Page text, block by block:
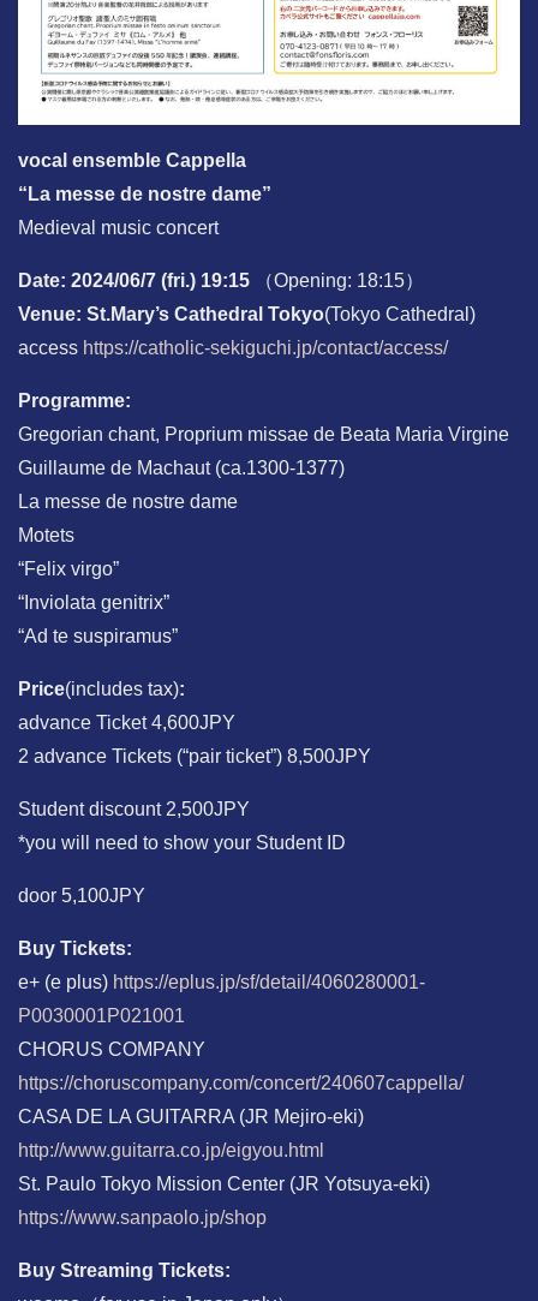
vocal ensemble Cappella
“La messe de nostre dame”
Medieval music concert
Date: 2024/06/7 (fri.) 19:15 （Opening: 18:15）
Venue: St.Mary’s Cathedral Tokyo(Tokyo Cathedral)
access https://catholic-sekiguchi.jp/contact/access/
Programme:
Gregorian chant, Proprium missae de Beata Maria Virgine
Guillaume de Machaut (ca.1300-1377)
La messe de nostre dame
Motets
“Felix virgo”
“Inviolata genitrix”
“Ad te suspiramus”
Price(includes tax):
advance Ticket 4,600JPY
2 advance Tickets (“pair ticket”) 8,500JPY
Student discount 2,500JPY
*you will need to show your Student ID
door 5,100JPY
Buy Tickets:
e+ (e plus) https://eplus.jp/sf/detail/4060280001-
P0030001P021001
CHORUS COMPANY
https://choruscompany.com/concert/240607cappella/
CASA DE LA GUITARRA (JR Mejiro-eki)
http://www.guitarra.co.jp/eigyou.html
St. Paulo Tokyo Mission Center (JR Yotsuya-eki)
https://www.sanpaolo.jp/shop
Buy Streaming Tickets: